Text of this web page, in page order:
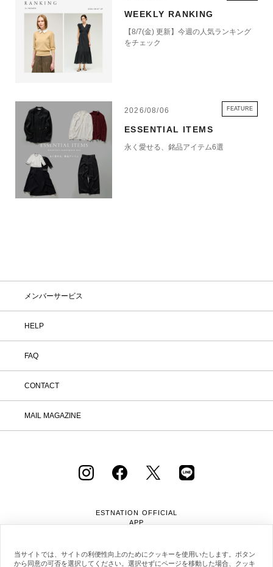
WEEKLY RANKING
【8/7(金) 更新】今週の人気ランキング
をチェック
2026/08/06 FEATURE
ESSENTIAL ITEMS
永く愛せる、銘品アイテム6選
メンバーサービス
HELP
FAQ
CONTACT
MAIL MAGAZINE
ESTNATION OFFICIAL
APP
当サイトでは、サイトの利便性向上のためにクッキーを使用いたします。ボタン
から同意の可否を選択してください。選択せずにページを移動した場合、クッキ